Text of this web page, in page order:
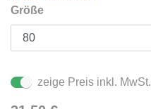
Größe
zeige Preis inkl. MwSt.